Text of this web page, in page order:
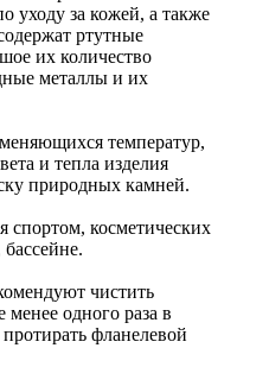
уходу за кожей, а также
ртутные
их количество
металлы и их
температур,
и тепла изделия
природных камней.
спортом, косметических
чистить
одного раза в
фланелевой